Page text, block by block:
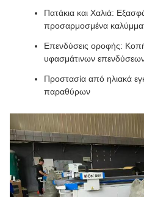
Πατάκια και Χαλιά:
προσαρμοσμένα
Επενδύσεις οροφής:
υφασμάτινων επενδύσεων
Προστασία από ηλιακά
παραθύρων